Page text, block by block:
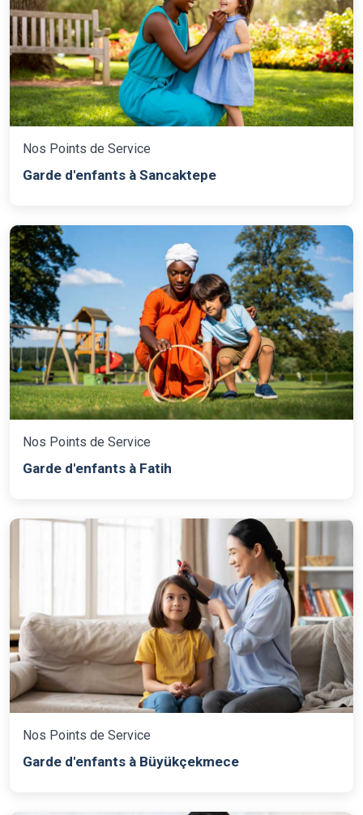
Nos Points de Service
Garde d'enfants à Sancaktepe
Nos Points de Service
Garde d'enfants à Fatih
Nos Points de Service
Garde d'enfants à Büyükçekmece